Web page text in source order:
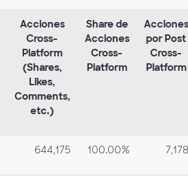
Acciones
Cross-
Platform
(Shares,
Likes,
Comments,
etc.)
Share de
Acciones
Cross-
Platform
Acciones
por Post
Cross-
Platform
644,175 100.00% 7,178